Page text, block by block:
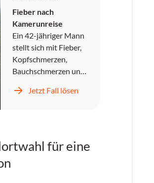
Fieber nach
Kamerunreise
Ein 42-jähriger Mann
stellt sich mit Fieber,
Kopfschmerzen,
Bauchschmerzen und
Notaufnahme vor. Er
jedoch zwei Tage
später mit
Jetzt Fall lösen
für eine